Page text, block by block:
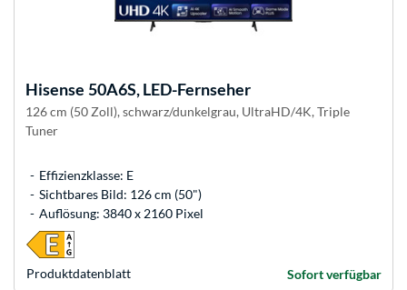
Hisense 50A6S, LED-Fernseher
126 cm (50 Zoll), schwarz/dunkelgrau, UltraHD/4K, Triple
Tuner
Effizienzklasse: E
Sichtbares Bild: 126 cm (50")
Auflösung: 3840 x 2160 Pixel
Produkt­datenblatt Sofort verfügbar